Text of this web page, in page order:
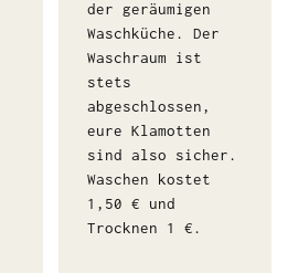
der geräumigen
Waschküche. Der
Waschraum ist
stets
abgeschlossen,
eure Klamotten
sind also sicher.
Waschen kostet
1,50 € und
Trocknen 1 €.